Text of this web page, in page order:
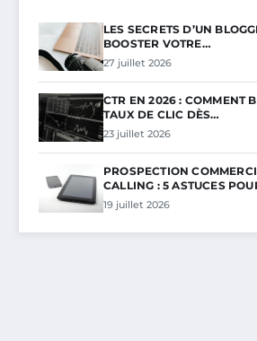
LES SECRETS D’UN
BOOSTER VOTRE…
27 juillet 2026
CTR EN 2026 : COMMENT
TAUX DE CLIC DÈS…
23 juillet 2026
PROSPECTION
CALLING : 5 ASTUCES
19 juillet 2026